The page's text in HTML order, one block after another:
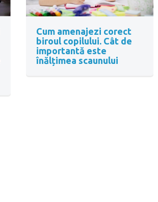
Cum amenajezi corect
biroul copilului. Cât de
importantă este
înălțimea scaunului